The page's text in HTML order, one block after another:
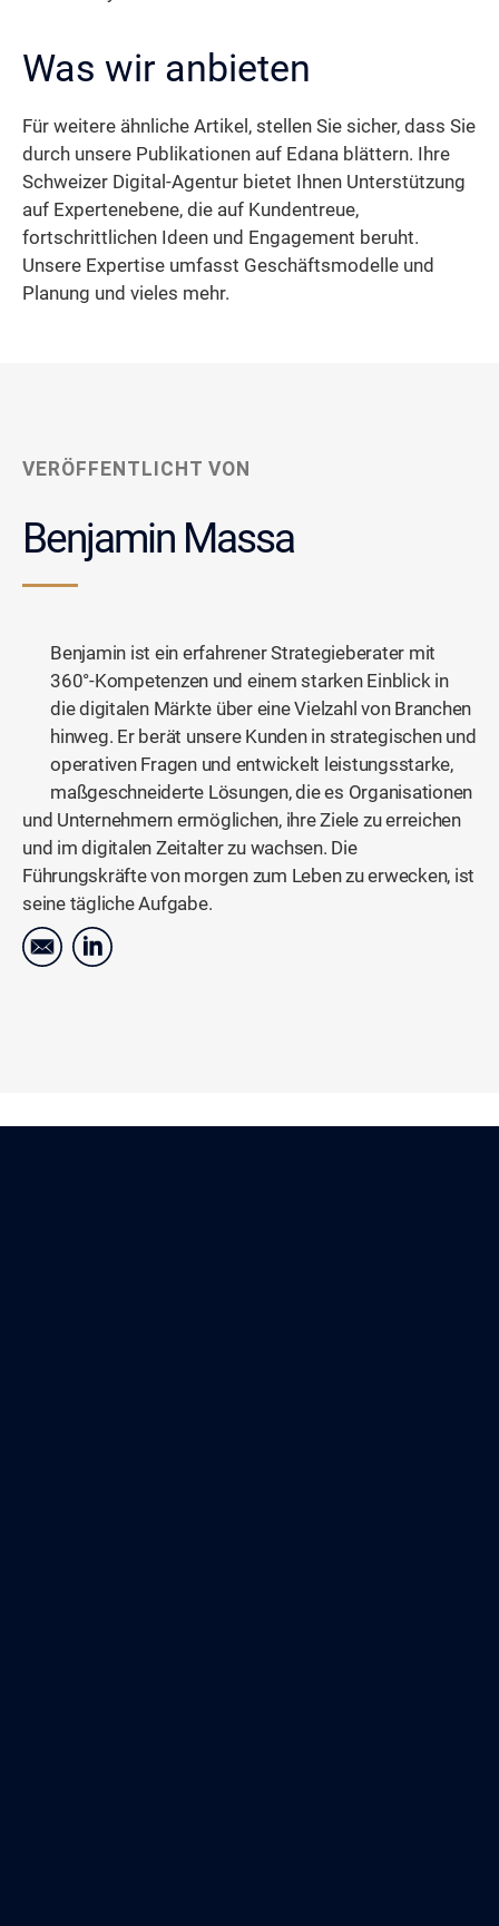
Was wir anbieten
Für weitere ähnliche Artikel, stellen Sie sicher, dass Sie
durch unsere Publikationen auf Edana blättern. Ihre
Schweizer Digital-Agentur bietet Ihnen Unterstützung
auf Expertenebene, die auf Kundentreue,
fortschrittlichen Ideen und Engagement beruht.
Unsere Expertise umfasst Geschäftsmodelle und
Planung und vieles mehr.
VERÖFFENTLICHT VON
Benjamin Massa
Benjamin ist ein erfahrener Strategieberater mit
360°-Kompetenzen und einem starken Einblick in
die digitalen Märkte über eine Vielzahl von Branchen
hinweg. Er berät unsere Kunden in strategischen und
operativen Fragen und entwickelt leistungsstarke,
maßgeschneiderte Lösungen, die es Organisationen
und Unternehmern ermöglichen, ihre Ziele zu erreichen
und im digitalen Zeitalter zu wachsen. Die
Führungskräfte von morgen zum Leben zu erwecken, ist
seine tägliche Aufgabe.